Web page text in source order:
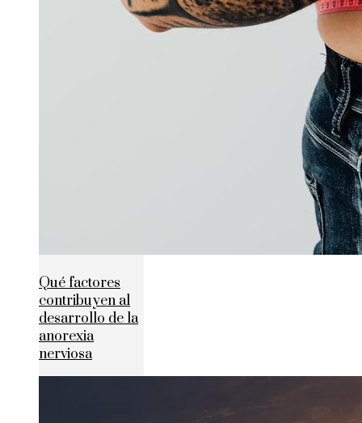
Qué factores
contribuyen al
desarrollo de la
anorexia
nerviosa